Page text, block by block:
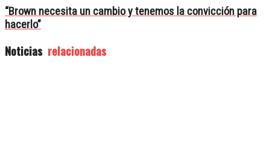
“Brown necesita un cambio y tenemos la convicción para
hacerlo”
Noticias relacionadas